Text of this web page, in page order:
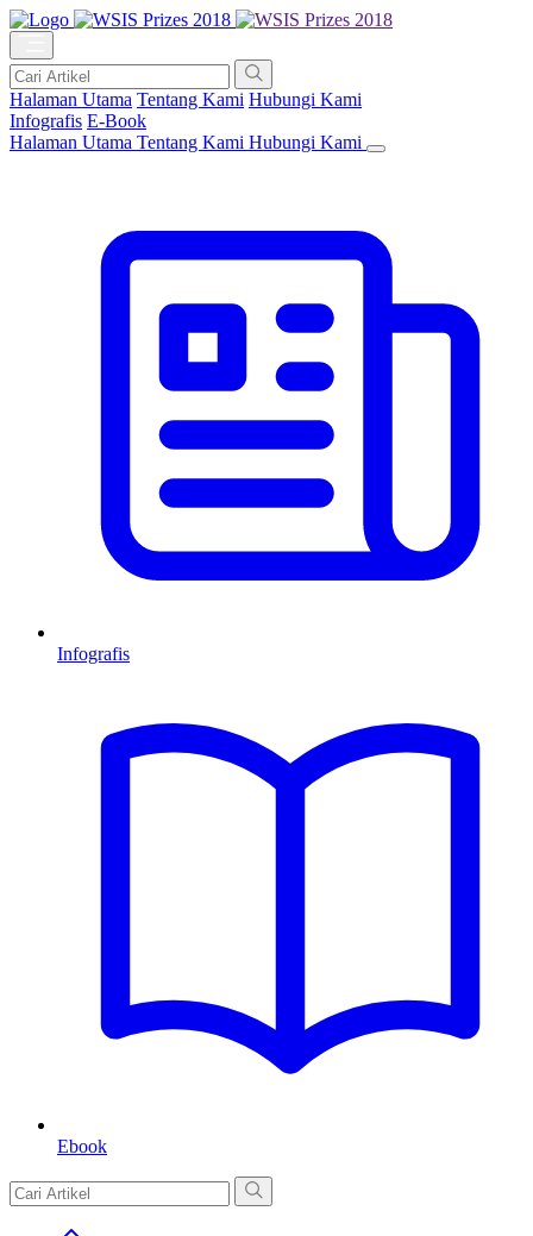
Halaman Utama Tentang Kami Hubungi Kami
Infografis E-Book
Halaman Utama Tentang Kami Hubungi Kami
Infografis
Ebook